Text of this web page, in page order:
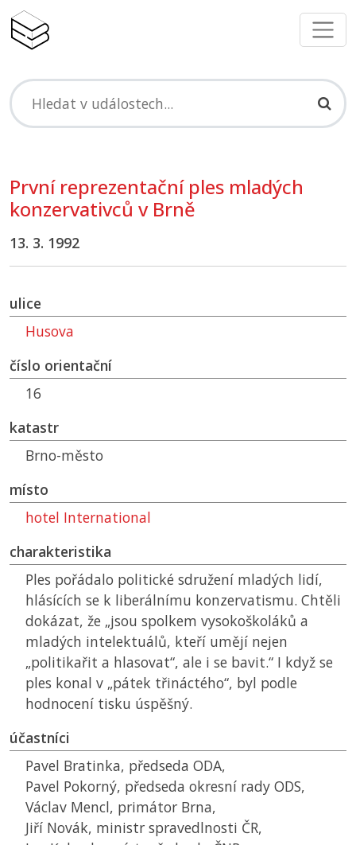
První reprezentační ples mladých
konzervativců v Brně
13. 3. 1992
ulice
Husova
číslo orientační
16
katastr
Brno-město
místo
hotel International
charakteristika
Ples pořádalo politické sdružení mladých lidí,
hlásících se k liberálnímu konzervatismu. Chtěli
dokázat, že „jsou spolkem vysokoškoláků a
mladých intelektuálů, kteří umějí nejen
„politikařit a hlasovat“, ale i se bavit.“ I když se
ples konal v „pátek třináctého“, byl podle
hodnocení tisku úspěšný.
účastníci
Pavel Bratinka, předseda ODA,
Pavel Pokorný, předseda okresní rady ODS,
Václav Mencl, primátor Brna,
Jiří Novák, ministr spravedlnosti ČR,